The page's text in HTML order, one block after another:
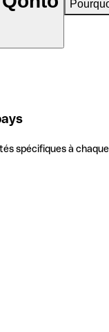
spécifiques à